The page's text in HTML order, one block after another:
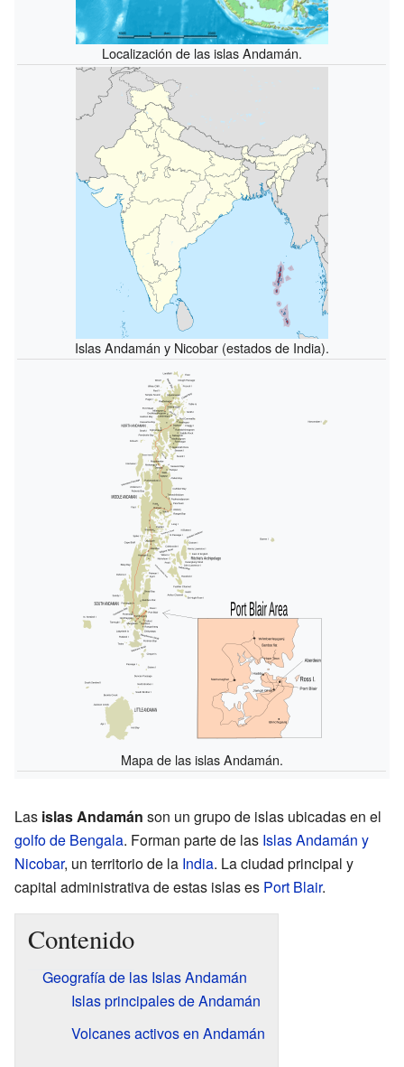
Localización de las islas Andamán.
Islas Andamán y Nicobar (estados de India).
Mapa de las islas Andamán.
Las islas Andamán son un grupo de islas ubicadas en el
golfo de Bengala. Forman parte de las Islas Andamán y
Nicobar, un territorio de la India. La ciudad principal y
capital administrativa de estas islas es Port Blair.
Contenido
Geografía de las Islas Andamán
Islas principales de Andamán
Volcanes activos en Andamán